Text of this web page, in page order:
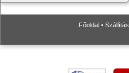
Főoldal • Szállítás